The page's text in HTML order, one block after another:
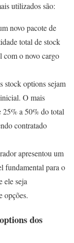
utilizados são:
novo pacote de
total de stock
com o novo cargo
stock options sejam
O mais
25% a 50% do total
contratado
apresentou um
fundamental para o
ele seja
opções.
dos